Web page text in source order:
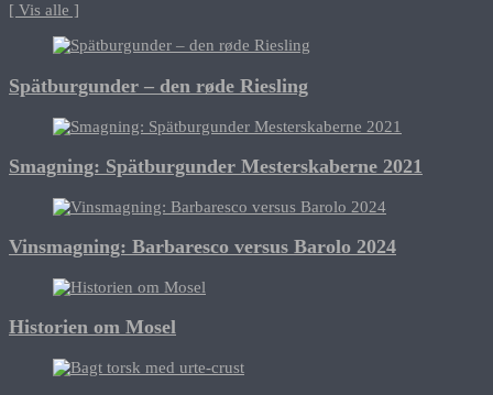
[ Vis alle ]
Spätburgunder – den røde Riesling
Smagning: Spätburgunder Mesterskaberne 2021
Vinsmagning: Barbaresco versus Barolo 2024
Historien om Mosel